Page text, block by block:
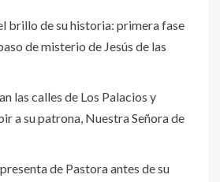
brillo de su historia: primera fase
de misterio de Jesús de las
las calles de Los Palacios y
a su patrona, Nuestra Señora de
de Pastora antes de su